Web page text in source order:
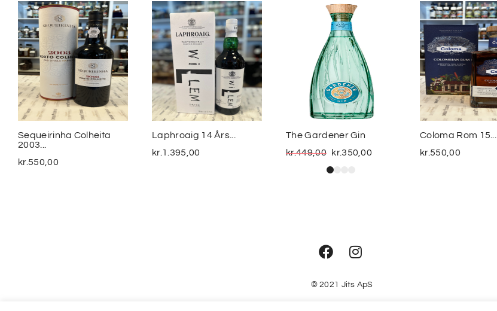
Sequeirinha Colheita
2003...
kr.550,00
Laphroaig 14 Års...
kr.1.395,00
The Gardener Gin
kr.449,00 kr.350,00
Coloma Rom 15...
kr.550,00
© 2021 Jits ApS